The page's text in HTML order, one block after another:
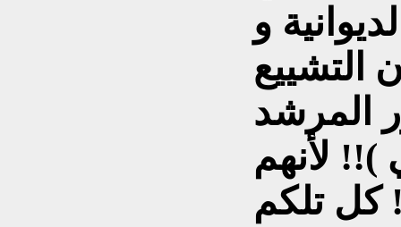
و
التشييع
المرشد
)!! لأنهم
كل تلكم